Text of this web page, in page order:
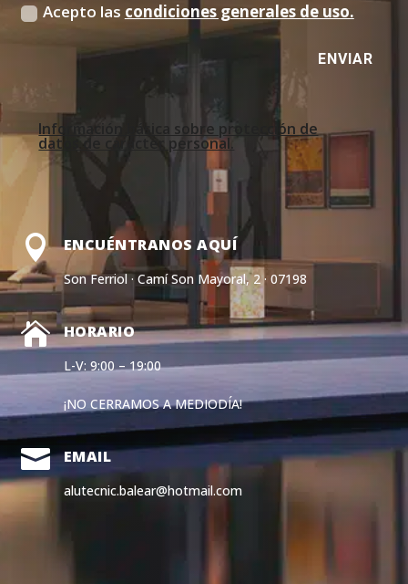
Acepto las condiciones generales de uso.
ENVIAR
Información básica sobre protección de
datos de carácter personal.
 ENCUÉNTRANOS AQUÍ
Son Ferriol · Camí Son Mayoral, 2 · 07198
 HORARIO
L-V: 9:00 – 19:00
¡NO CERRAMOS A MEDIODÍA!
 EMAIL
alutecnic.balear@hotmail.com